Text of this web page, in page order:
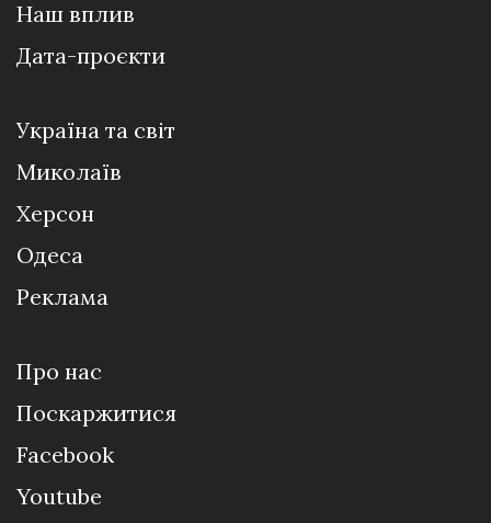
Наш вплив
Дата-проєкти
Україна та світ
Миколаїв
Херсон
Одеса
Реклама
Про нас
Поскаржитися
Facebook
Youtube